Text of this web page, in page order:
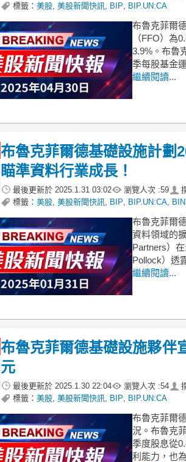
標籤： 美股 美股新聞快訊 BIP BIP.UN:CA
布魯克菲爾
（FFO）為
3.9%。布魯
季每股基金
繼續閱讀...
布魯克菲爾德基礎設施計劃
瞄準資料行業成長！
最後更新於 2025.1.31 03:02 瀏覽人次 :59
標籤： 美股 美股新聞快訊 BIP BIP.UN:CA
布魯克菲爾
資料領域的
Partners）
Pollock）透
繼續閱讀...
布魯克菲爾德基礎設施夥伴
元
最後更新於 2025.1.30 22:04 瀏覽人次 :54
標籤： 美股 美股新聞快訊 BIP BIP.UN:CA
布魯克菲爾
況。布魯克
季度股息從
利能力，也